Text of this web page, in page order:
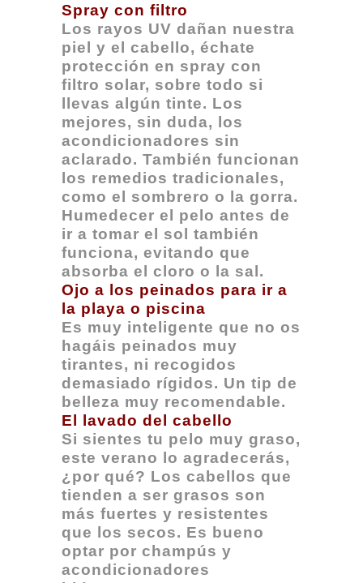
Spray con filtro
Los rayos UV dañan nuestra
piel y el cabello, échate
protección en spray con
filtro solar, sobre todo si
llevas algún tinte. Los
mejores, sin duda, los
acondicionadores sin
aclarado. También funcionan
los remedios tradicionales,
como el sombrero o la gorra.
Humedecer el pelo antes de
ir a tomar el sol también
funciona, evitando que
absorba el cloro o la sal.
Ojo a los peinados para ir a
la playa o piscina
Es muy inteligente que no os
hagáis peinados muy
tirantes, ni recogidos
demasiado rígidos. Un tip de
belleza muy recomendable.
El lavado del cabello
Si sientes tu pelo muy graso,
este verano lo agradecerás,
¿por qué? Los cabellos que
tienden a ser grasos son
más fuertes y resistentes
que los secos. Es bueno
optar por champús y
acondicionadores